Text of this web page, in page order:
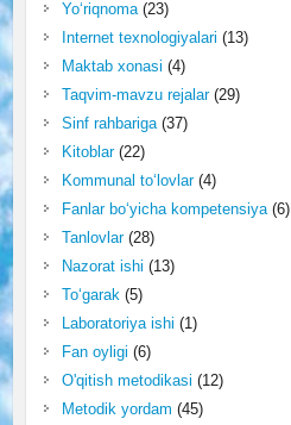
Yo‘riqnoma(23)
Internet texnologiyalari (13)
Maktab xonasi (4)
Taqvim-mavzu rejalar(29)
Sinf rahbariga(37)
Kitoblar(22)
Kommunal to‘lovlar(4)
Fanlar bo‘yicha kompetensiya(6)
Tanlovlar(28)
Nazorat ishi (13)
To‘garak (5)
Laboratoriya ishi (1)
Fan oyligi (6)
O'qitish metodikasi (12)
Metodik yordam (45)